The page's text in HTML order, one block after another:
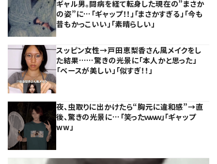
ギャル男。闘病を経て転身した現在の”まさか
の姿”に…「ギャップ！！」「まさかすぎる」「今も
昔もかっこいい」「素晴らしい」
スッピン女性→戸田恵梨香さん風メイクをし
た結果……驚きの光景に「本人かと思った」
「ベースが美しい」「似すぎ！！」
夜、虫取りに出かけたら“胸元に違和感”→直
後、驚きの光景に…「笑ったｗｗｗ」「ギャップ
ww」